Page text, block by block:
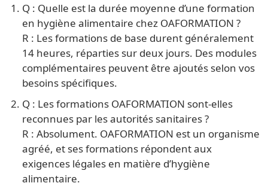
Q : Quelle est la durée moyenne d’une formation
en hygiène alimentaire chez OAFORMATION ?
R : Les formations de base durent généralement
14 heures, réparties sur deux jours. Des modules
complémentaires peuvent être ajoutés selon vos
besoins spécifiques.
Q : Les formations OAFORMATION sont-elles
reconnues par les autorités sanitaires ?
R : Absolument. OAFORMATION est un organisme
agréé, et ses formations répondent aux
exigences légales en matière d’hygiène
alimentaire.